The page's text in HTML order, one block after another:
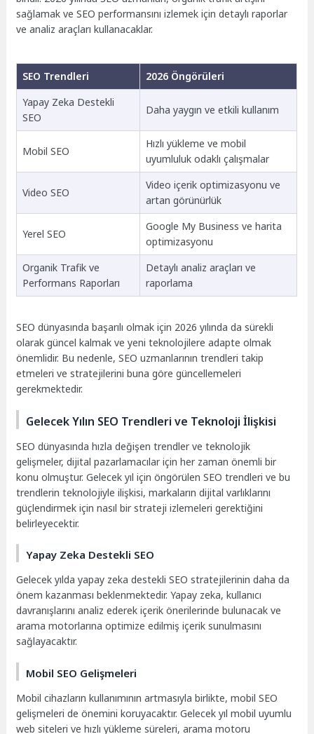
sağlamak ve SEO performansını izlemek için detaylı raporlar
ve analiz araçları kullanacaklar.
SEO Trendleri
2026 Öngörüleri
Yapay Zeka Destekli
SEO
Daha yaygın ve etkili kullanım
Mobil SEO
Hızlı yükleme ve mobil
uyumluluk odaklı çalışmalar
Video SEO
Video içerik optimizasyonu ve
artan görünürlük
Yerel SEO
Google My Business ve harita
optimizasyonu
Organik Trafik ve
Performans Raporları
Detaylı analiz araçları ve
raporlama
SEO dünyasında başarılı olmak için 2026 yılında da sürekli
olarak güncel kalmak ve yeni teknolojilere adapte olmak
önemlidir. Bu nedenle, SEO uzmanlarının trendleri takip
etmeleri ve stratejilerini buna göre güncellemeleri
gerekmektedir.
Gelecek Yılın SEO Trendleri ve Teknoloji İlişkisi
SEO dünyasında hızla değişen trendler ve teknolojik
gelişmeler, dijital pazarlamacılar için her zaman önemli bir
konu olmuştur. Gelecek yıl için öngörülen SEO trendleri ve bu
trendlerin teknolojiyle ilişkisi, markaların dijital varlıklarını
güçlendirmek için nasıl bir strateji izlemeleri gerektiğini
belirleyecektir.
Yapay Zeka Destekli SEO
Gelecek yılda yapay zeka destekli SEO stratejilerinin daha da
önem kazanması beklenmektedir. Yapay zeka, kullanıcı
davranışlarını analiz ederek içerik önerilerinde bulunacak ve
arama motorlarına optimize edilmiş içerik sunulmasını
sağlayacaktır.
Mobil SEO Gelişmeleri
Mobil cihazların kullanımının artmasıyla birlikte, mobil SEO
gelişmeleri de önemini koruyacaktır. Gelecek yıl mobil uyumlu
web siteleri ve hızlı yükleme süreleri, arama motoru